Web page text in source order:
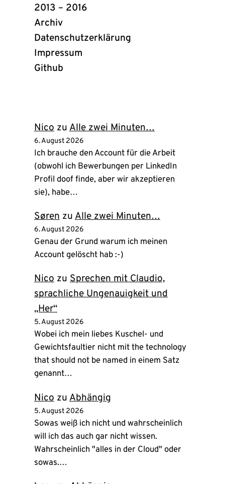
2013 – 2016
Archiv
Datenschutzerklärung
Impressum
Github
Nico zu Alle zwei Minuten…
6. August 2026
Ich brauche den Account für die Arbeit
(obwohl ich Bewerbungen per LinkedIn
Profil doof finde, aber wir akzeptieren
sie), habe…
Søren zu Alle zwei Minuten…
6. August 2026
Genau der Grund warum ich meinen
Account gelöscht hab :-)
Nico zu Sprechen mit Claudio,
sprachliche Ungenauigkeit und
„Her“
5. August 2026
Wobei ich mein liebes Kuschel- und
Gewichtsfaultier nicht mit the technology
that should not be named in einem Satz
genannt…
Nico zu Abhängig
5. August 2026
Sowas weiß ich nicht und wahrscheinlich
will ich das auch gar nicht wissen.
Wahrscheinlich "alles in der Cloud" oder
sowas.…